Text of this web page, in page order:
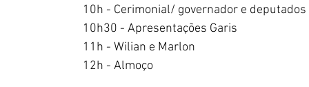
10h - Cerimonial/ governador e deputados
10h30 - Apresentações Garis
11h - Wilian e Marlon
12h - Almoço